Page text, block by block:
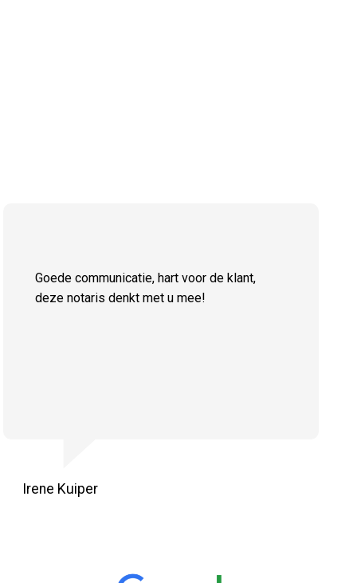
Goede communicatie, hart voor de klant,
deze notaris denkt met u mee!
Irene Kuiper